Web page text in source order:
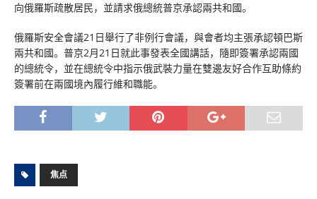
向俄羅斯疏散居民，並請求俄總統普京承認兩共和國。
俄羅斯安全會議21日舉行了非例行會議，與會者均主張承認頓巴斯
兩共和國。普京2月21日就此事發表全國講話，隨即簽署承認兩國
的總統令，並在總統令中指示俄武裝力量在雙邊友好合作互助條約
簽署前在兩國境內履行維和職能。
焦点